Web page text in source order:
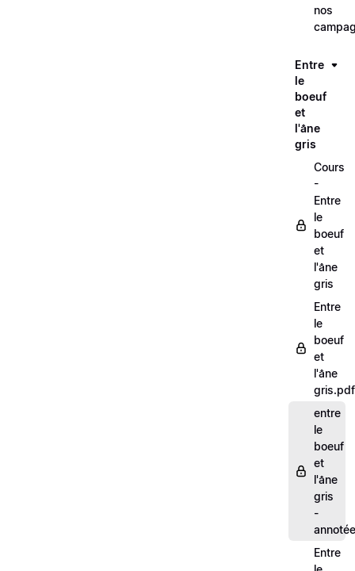
nos
Entre
le
boeuf
et
l'âne
gris
Cours
-
Entre
le
boeuf
et
l'âne
gris
Entre
le
boeuf
et
l'âne
gris.pdf
entre
le
boeuf
et
l'âne
gris
-
Entre